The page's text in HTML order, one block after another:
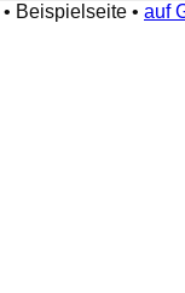
• Beispielseite • auf